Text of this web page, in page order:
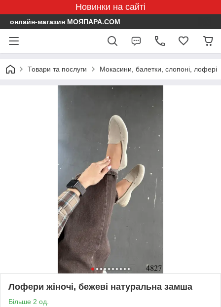
Новинки на сайті
онлайн-магазин МОЯПАРА.COM
Товари та послуги Мокасини, балетки, слопоні, лофері
Лофери жіночі, бежеві натуральна замша
Більше 2 од.